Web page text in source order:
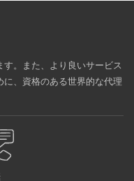
。また、より良いサービス
、資格のある世界的な代理